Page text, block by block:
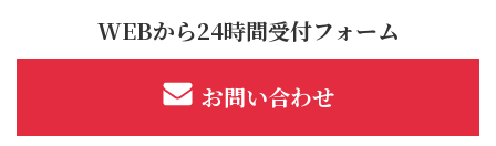
WEBから24時間受付フォーム
お問い合わせ